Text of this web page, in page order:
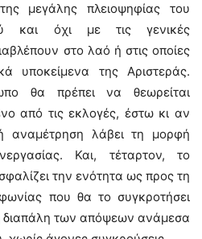
μεγάλης πλειοψηφίας του
και όχι με τις γενικές
στο λαό ή στις οποίες
υποκείμενα της Αριστεράς.
θα πρέπει να θεωρείται
από τις εκλογές, έστω κι αν
αναμέτρηση λάβει τη μορφή
Και, τέταρτον, το
την ενότητα ως προς τη
που θα το συγκροτήσει
διαπάλη των απόψεων ανάμεσα